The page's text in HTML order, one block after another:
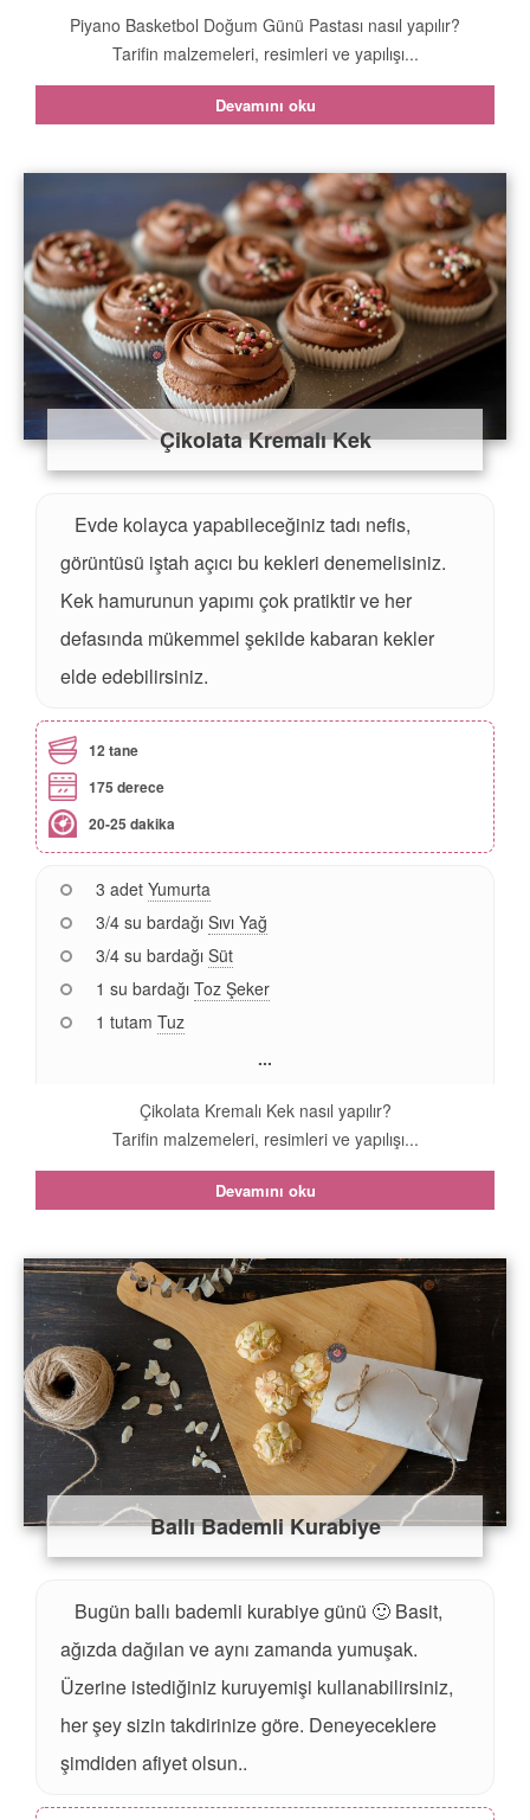
Piyano Basketbol Doğum Günü Pastası nasıl yapılır?
Tarifin malzemeleri, resimleri ve yapılışı...
Devamını oku
Çikolata Kremalı Kek
Evde kolayca yapabileceğiniz tadı nefis,
görüntüsü iştah açıcı bu kekleri denemelisiniz.
Kek hamurunun yapımı çok pratiktir ve her
defasında mükemmel şekilde kabaran kekler
elde edebilirsiniz.
12 tane
175 derece
20-25 dakika
3 adet Yumurta
3/4 su bardağı Sıvı Yağ
3/4 su bardağı Süt
1 su bardağı Toz Şeker
1 tutam Tuz
...
Çikolata Kremalı Kek nasıl yapılır?
Tarifin malzemeleri, resimleri ve yapılışı...
Devamını oku
Ballı Bademli Kurabiye
Bugün ballı bademli kurabiye günü 🙂 Basit,
ağızda dağılan ve aynı zamanda yumuşak.
Üzerine istediğiniz kuruyemişi kullanabilirsiniz,
her şey sizin takdirinize göre. Deneyeceklere
şimdiden afiyet olsun..